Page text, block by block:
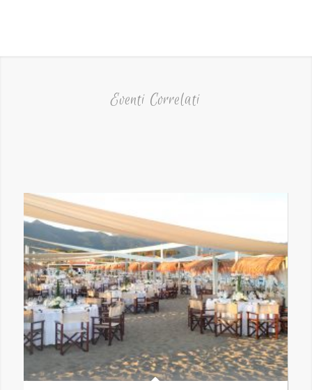
Eventi Correlati